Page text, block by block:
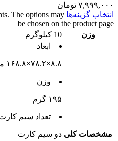
۷,۹۹۹,۰۰۰ تومان
انتخاب گزینه‌ها The options may
be chosen on the product page
وزن
10 کیلوگرم
مشخصات کلی
ابعاد
۸.۸×۷۸.۲×۱۶۸.۸ میلی‌متر
وزن
۱۹۵ گرم
تعداد سيم
دو سيم کارت